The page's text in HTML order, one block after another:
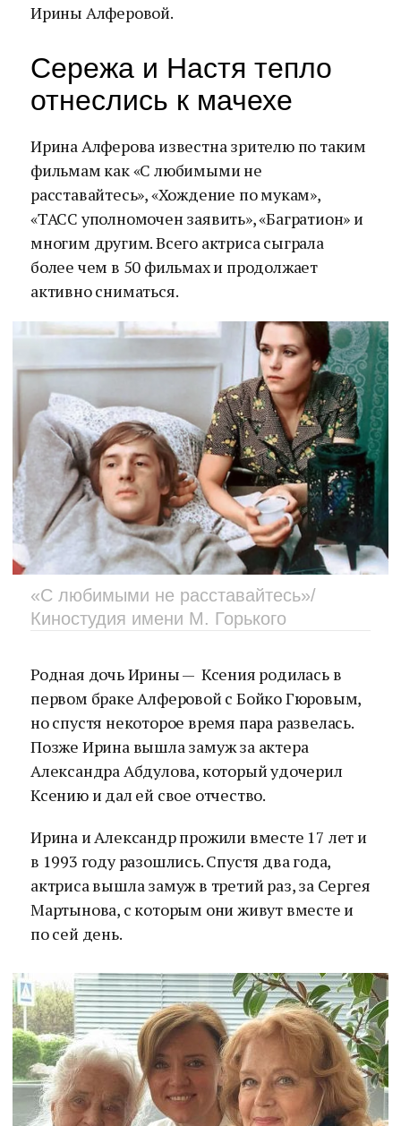
Ирины Алферовой.
Сережа и Настя тепло
отнеслись к мачехе
Ирина Алферова известна зрителю по таким
фильмам как «С любимыми не
расставайтесь», «Хождение по мукам»,
«ТАСС уполномочен заявить», «Багратион» и
многим другим. Всего актриса сыграла
более чем в 50 фильмах и продолжает
активно сниматься.
«С любимыми не расставайтесь»/
Киностудия имени М. Горького
Родная дочь Ирины — Ксения родилась в
первом браке Алферовой с Бойко Гюровым,
но спустя некоторое время пара развелась.
Позже Ирина вышла замуж за актера
Александра Абдулова, который удочерил
Ксению и дал ей свое отчество.
Ирина и Александр прожили вместе 17 лет и
в 1993 году разошлись. Спустя два года,
актриса вышла замуж в третий раз, за Сергея
Мартынова, с которым они живут вместе и
по сей день.